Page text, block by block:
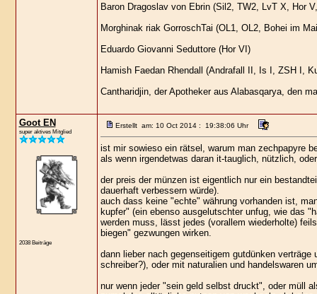
Baron Dragoslav von Ebrin (Sil2, TW2, LvT X, Hor
Morghinak riak GorroschTai (OL1, OL2, Bohei im
Eduardo Giovanni Seduttore (Hor VI)
Hamish Faedan Rhendall (Andrafall II, Is I, ZSH I,
Cantharidjin, der Apotheker aus Alabasqarya, den
Goot EN
super aktives Mitglied
2038 Beiträge
Erstellt am: 10 Oct 2014 : 19:38:06 Uhr
ist mir sowieso ein rätsel, warum man zechpapyre
als wenn irgendetwas daran it-tauglich, nützlich,
der preis der münzen ist eigentlich nur ein
dauerhaft verbessern würde).
auch dass keine "echte" währung vorhanden ist,
kupfer" (ein ebenso ausgelutschter unfug, wie das
werden muss, lässt jedes (vorallem wiederholte)
biegen" gezwungen wirken.
dann lieber nach gegenseitigem gutdünken
schreiber?), oder mit naturalien und handelswaren
nur wenn jeder "sein geld selbst druckt", oder müll